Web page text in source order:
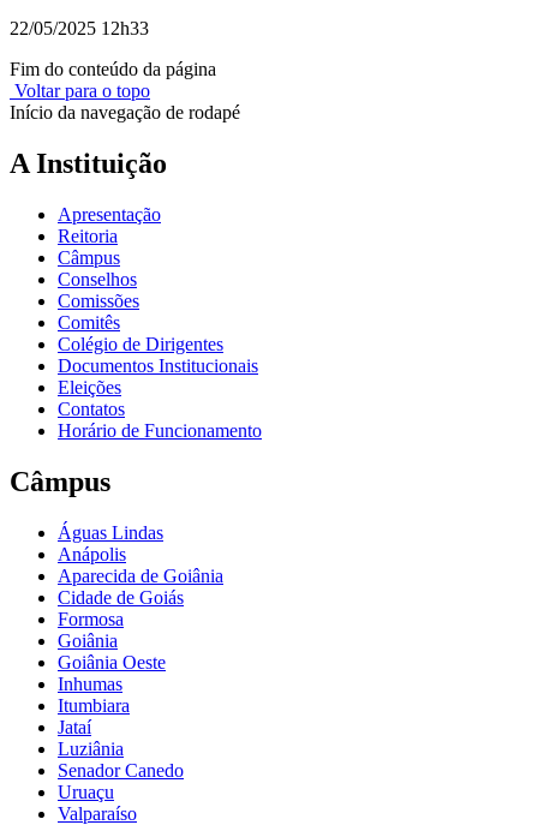
22/05/2025 12h33
Fim do conteúdo da página
Voltar para o topo
Início da navegação de rodapé
A Instituição
Apresentação
Reitoria
Câmpus
Conselhos
Comissões
Comitês
Colégio de Dirigentes
Documentos Institucionais
Eleições
Contatos
Horário de Funcionamento
Câmpus
Águas Lindas
Anápolis
Aparecida de Goiânia
Cidade de Goiás
Formosa
Goiânia
Goiânia Oeste
Inhumas
Itumbiara
Jataí
Luziânia
Senador Canedo
Uruaçu
Valparaíso